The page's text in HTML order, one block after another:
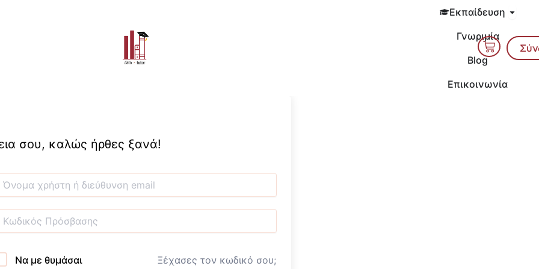
Εκπαίδευση Open
Γνωριμία
Blog
Επικοινωνία
Cart
σου, καλώς ήρθες ξανά!
Να με θυμάσαι Ξέχασες τον κωδικό σου;